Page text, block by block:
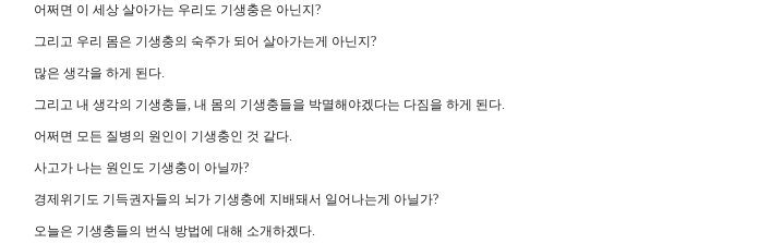
어쩌면 이 세상 살아가는 우리도 기생충은 아닌지?
그리고 우리 몸은 기생충의 숙주가 되어 살아가는게 아닌지?
많은 생각을 하게 된다.
그리고 내 생각의 기생충들, 내 몸의 기생충들을 박멸해야겠다는 다짐을 하게 된다.
어쩌면 모든 질병의 원인이 기생충인 것 같다.
사고가 나는 원인도 기생충이 아닐까?
경제위기도 기득권자들의 뇌가 기생충에 지배돼서 일어나는게 아닐가?
오늘은 기생충들의 번식 방법에 대해 소개하겠다.